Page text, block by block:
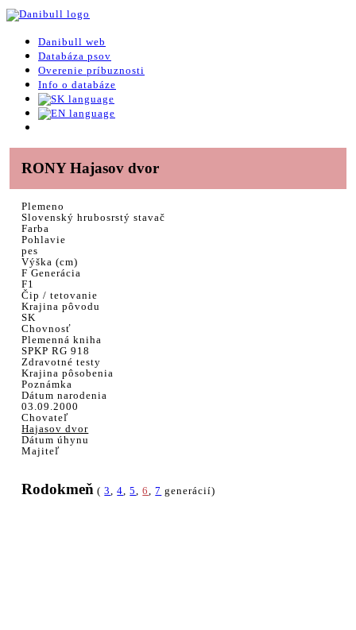
Danibull web
Databáza psov
Overenie príbuznosti
Info o databáze
RONY Hajasov dvor
Plemeno
Slovenský hrubosrstý stavač
Farba
Pohlavie
pes
Výška (cm)
F Generácia
F1
Čip / tetovanie
Krajina pôvodu
SK
Chovnosť
Plemenná kniha
SPKP RG 918
Zdravotné testy
Krajina pôsobenia
Poznámka
Dátum narodenia
03.09.2000
Chovateľ
Hajasov dvor
Dátum úhynu
Majiteľ
Rodokmeň (3,4,5,6,7 generácií)